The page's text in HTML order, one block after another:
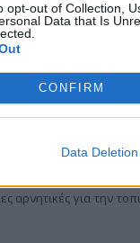
opt-out of Collection,
Data that Is
CONFIRM
Data Deletion
στο
και γραφεία
με την
αρνητικές για την